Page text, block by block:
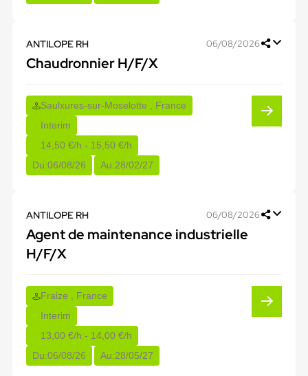
ANTILOPE RH 06/08/2026
Chaudronnier H/F/X
Saulxures-sur-Moselotte , France
Interim
14,50 €/h - 15,50 €/h
Du:06/08/26 Au:28/02/27
ANTILOPE RH 06/08/2026
Agent de maintenance industrielle
H/F/X
Fraize , France
Interim
13,00 €/h - 14,00 €/h
Du:06/08/26 Au:28/05/27